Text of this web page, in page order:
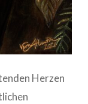
Herzen